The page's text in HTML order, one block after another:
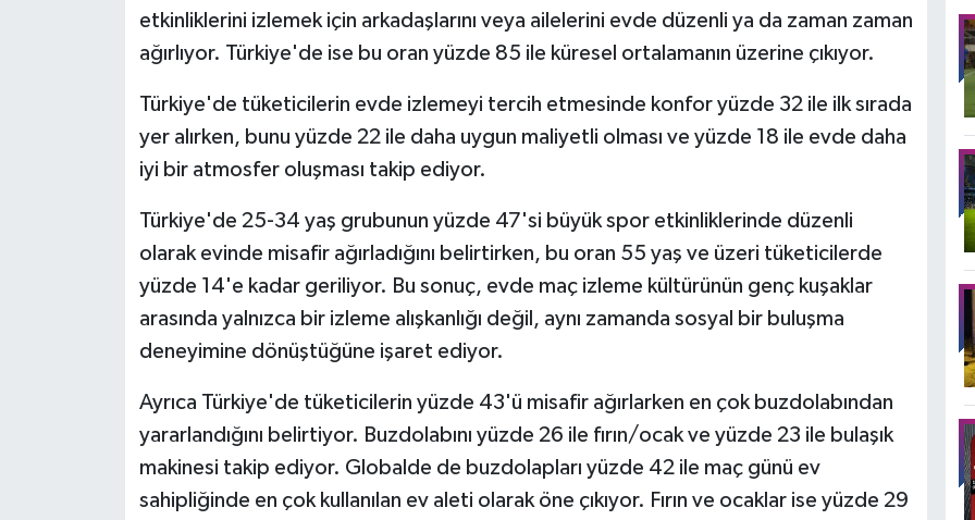
etkinliklerini izlemek için arkadaşlarını veya ailelerini evde düzenli ya da zaman zaman
ağırlıyor. Türkiye'de ise bu oran yüzde 85 ile küresel ortalamanın üzerine çıkıyor.
Türkiye'de tüketicilerin evde izlemeyi tercih etmesinde konfor yüzde 32 ile ilk sırada
yer alırken, bunu yüzde 22 ile daha uygun maliyetli olması ve yüzde 18 ile evde daha
iyi bir atmosfer oluşması takip ediyor.
Türkiye'de 25-34 yaş grubunun yüzde 47'si büyük spor etkinliklerinde düzenli
olarak evinde misafir ağırladığını belirtirken, bu oran 55 yaş ve üzeri tüketicilerde
yüzde 14'e kadar geriliyor. Bu sonuç, evde maç izleme kültürünün genç kuşaklar
arasında yalnızca bir izleme alışkanlığı değil, aynı zamanda sosyal bir buluşma
deneyimine dönüştüğüne işaret ediyor.
Ayrıca Türkiye'de tüketicilerin yüzde 43'ü misafir ağırlarken en çok buzdolabından
yararlandığını belirtiyor. Buzdolabını yüzde 26 ile fırın/ocak ve yüzde 23 ile bulaşık
makinesi takip ediyor. Globalde de buzdolapları yüzde 42 ile maç günü ev
sahipliğinde en çok kullanılan ev aleti olarak öne çıkıyor. Fırın ve ocaklar ise yüzde 29